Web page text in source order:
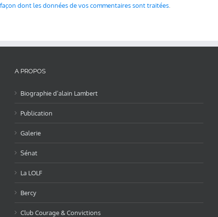
façon dont les données de vos commentaires sont traitées
A PROPOS
Biographie d’alain Lambert
Publication
Galerie
Sénat
La LOLF
Bercy
Club Courage & Convictions